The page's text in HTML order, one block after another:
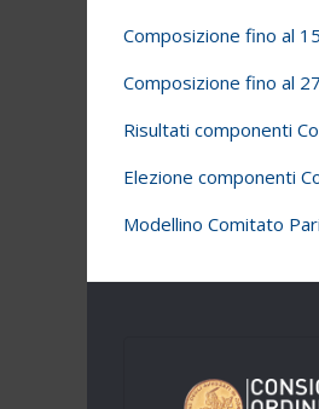
Composizione fino al
Composizione fino al
Risultati componenti
Elezione componenti
Modellino Comitato